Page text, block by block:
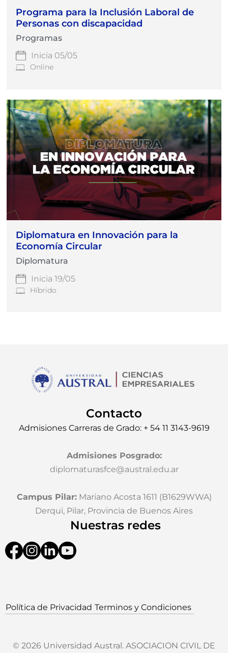
Programa para la Inclusión Laboral de
Personas con discapacidad
Programas
Inicia 05/05
Online
Diplomatura en Innovación para la
Economía Circular
Diplomatura
Inicia 19/05
Híbrido
Contacto
Admisiones Carreras de Grado: + 54 11 3143-9619
Admisiones Posgrado:
diplomaturasfce@austral.edu.ar
Campus Pilar:Mariano Acosta 1611 (B1629WWA)
Derqui, Pilar, Provincia de Buenos Aires
Nuestras redes
Política de Privacidad Terminos y Condiciones
© 2026 Universidad Austral. ASOCIACION CIVIL DE